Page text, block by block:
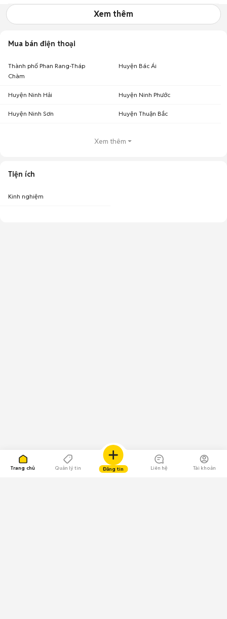
Trang chủ Quản lý tin Đăng tin Liên hệ Tài khoản
Xem thêm
Mua bán điện thoại
Thành phố Phan Rang-Tháp
Chàm
Huyện Bác Ái
Huyện Ninh Hải Huyện Ninh Phước
Huyện Ninh Sơn Huyện Thuận Bắc
Xem thêm
Tiện ích
Kinh nghiệm